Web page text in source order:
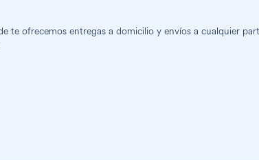
te ofrecemos entregas a domicilio y envíos a cualquier